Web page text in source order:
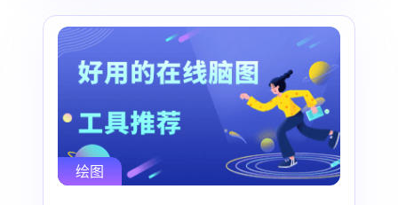
绘图